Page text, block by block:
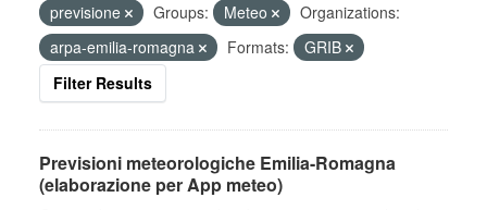
previsione
Groups: Meteo
Organizations:
arpa-emilia-romagna
Formats:
GRIB
Filter Results
Previsioni meteorologiche Emilia-Romagna
(elaborazione per App meteo)